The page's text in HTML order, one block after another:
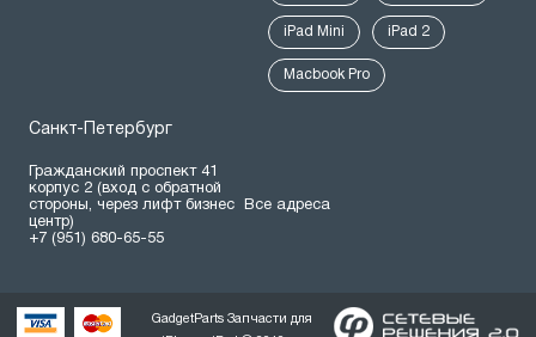
iPad Mini iPad 2
Macbook Pro
Санкт-Петербург
Гражданский проспект 41
корпус 2 (вход с обратной
стороны, через лифт бизнес
центр)
+7 (951) 680-65-55
Все адреса
GadgetParts Запчасти для